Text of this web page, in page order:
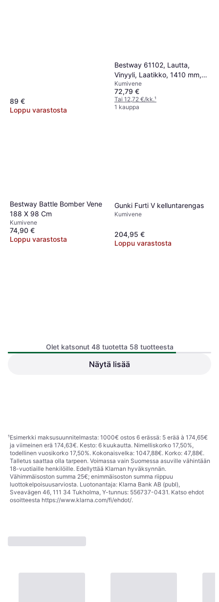
89 €
Loppu varastosta
Bestway 61102, Lautta,
Vinyyli, Laatikko, 1410 mm,
2,42 m, 6,46 kg
Kumivene
72,79 €
Tai 12,72 €/kk.¹
1 kauppa
Bestway Battle Bomber Vene
188 X 98 Cm
Kumivene
74,90 €
Loppu varastosta
Gunki Furti V kelluntarengas
Kumivene
204,95 €
Loppu varastosta
Keeeper Vision Keeper
Jilong Inflatable Boat
Olet katsonut 48 tuotetta 58 tuotteesta
Näytä lisää
¹Esimerkki maksusuunnitelmasta: 1000€ ostos 6 erässä: 5 erää à 174,65€
ja viimeinen erä 174,63€. Kesto: 6 kuukautta. Nimelliskorko 17,50%,
todellinen vuosikorko 17,50%. Kokonaisvelka: 1047,88€. Korko: 47,88€.
Talletus saattaa olla tarpeen. Voimassa vain Suomessa asuville vähintään
18-vuotiaille henkilöille. Edellyttää Klarnan hyväksynnän.
Vähimmäisoston summa 25€; enimmäisoston summa riippuu
luottokelpoisuusarviosta. Luotonantaja: Klarna Bank AB (publ),
Sveavägen 46, 111 34 Tukholma, Y-tunnus: 556737-0431. Katso ehdot
osoitteesta https://www.klarna.com/fi/ehdot/.